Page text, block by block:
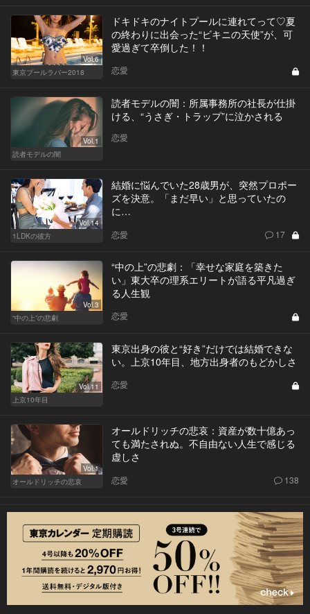
Vol.6
東京プールラバー2018
ドキドキのナイトプールに連れてって♡夏
の終わりに出会った“ビキニの天使”が、可
愛過ぎて卒倒した！！
恋愛
Vol.1
読者モデルの闇
読者モデルの闇：所属事務所の社長が仕掛
ける、“うさぎ・トラップ”に泣かされる
恋愛
Vol.14
1LDKの彼方
結婚に悩んでいた28歳男が、突然プロポー
ズを決意。「まだ早い」と思っていたの
に…
恋愛 17
Vol.3
“中の上”の悲劇
“中の上”の悲劇：「幸せな家庭を築きた
い」東大卒の理系エリートが語る平凡過ぎ
る人生観
恋愛
Vol.11
上京10年目
東京出身の彼と“好き”だけでは結婚できな
い。上京10年目、地方出身者のもどかしさ
恋愛
Vol.1
オールドリッチの悲哀
オールドリッチの悲哀：資産が数十億あっ
ても満たされぬ。不自由ない人生で感じる
虚しさ
恋愛 138